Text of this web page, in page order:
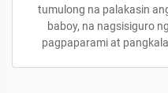
tumulong na palakasin
baboy, na nagsisiguro
pagpaparami at